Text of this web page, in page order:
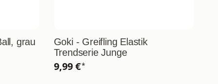
grau
Goki - Greifling Elastik
Trendserie Junge
9,99 €*